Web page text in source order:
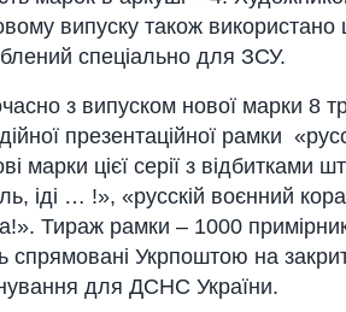
випуску також
спеціально для ЗСУ.
з випуском нової марки 8
презентаційної рамки
марки цієї серії з
іді … !», «русскій воєнний
Тираж рамки – 1000
спрямовані Укрпоштою на
для ДСНС України.